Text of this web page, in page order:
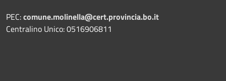
PEC:comune.molinella@cert.provincia.bo.it
Centralino Unico: 0516906811